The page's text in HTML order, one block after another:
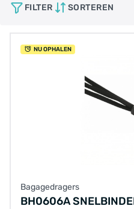
FILTER SORTEREN
NU OPHALEN
Bagagedragers
BH0606A